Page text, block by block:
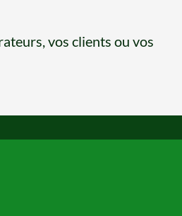
vos clients ou vos